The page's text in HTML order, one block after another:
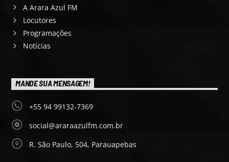
A Arara Azul FM
Locutores
Programações
Notícias
MANDE SUA MENSAGEM!
+55 94 99132-7369
social@araraazulfm.com.br
R. São Paulo, 504, Parauapebas